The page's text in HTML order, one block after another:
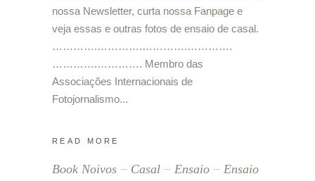
nossa Newsletter, curta nossa Fanpage e
veja essas e outras fotos de ensaio de casal.
………….………….………….………….
………….…………. Membro das
Associações Internacionais de
Fotojornalismo
READ MORE
Book Noivos Casal Ensaio
Ensaio